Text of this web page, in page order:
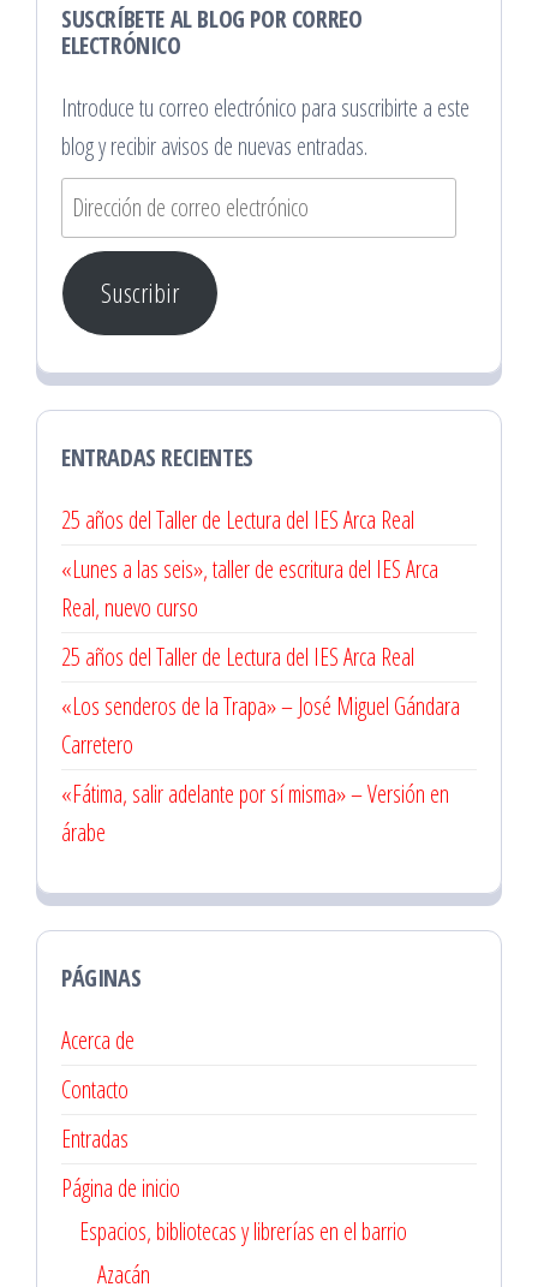
SUSCRÍBETE AL BLOG POR CORREO
ELECTRÓNICO
Introduce tu correo electrónico para suscribirte a este
blog y recibir avisos de nuevas entradas.
Dirección
de
correo
electrónico
Suscribir
ENTRADAS RECIENTES
25 años del Taller de Lectura del IES Arca Real
«Lunes a las seis», taller de escritura del IES Arca
Real, nuevo curso
25 años del Taller de Lectura del IES Arca Real
«Los senderos de la Trapa» – José Miguel Gándara
Carretero
«Fátima, salir adelante por sí misma» – Versión en
árabe
PÁGINAS
Acerca de
Contacto
Entradas
Página de inicio
Espacios, bibliotecas y librerías en el barrio
Azacán